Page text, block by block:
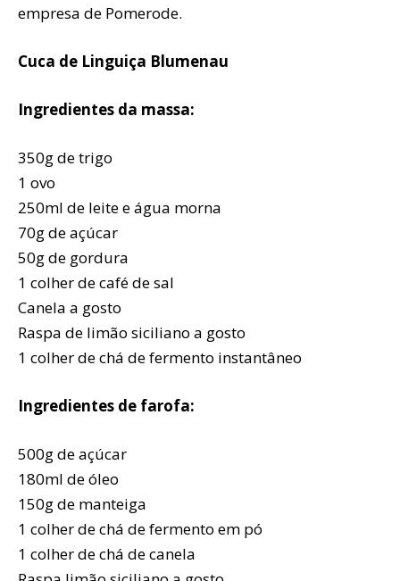
empresa de Pomerode.
Cuca de Linguiça Blumenau
Ingredientes da massa:
350g de trigo
1 ovo
250ml de leite e água morna
70g de açúcar
50g de gordura
1 colher de café de sal
Canela a gosto
Raspa de limão siciliano a gosto
1 colher de chá de fermento instantâneo
Ingredientes de farofa:
500g de açúcar
180ml de óleo
150g de manteiga
1 colher de chá de fermento em pó
1 colher de chá de canela